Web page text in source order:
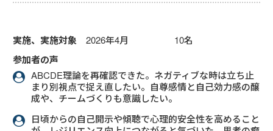
実施、実施対象 2026年4月 10名
参加者の声
ABCDE理論を再確認できた。ネガティブな時は立ち止
まり別視点で捉え直したい。自尊感情と自己効力感の醸
成や、チームづくりも意識したい。
日頃からの自己開示や傾聴で心理的安全性を高めること